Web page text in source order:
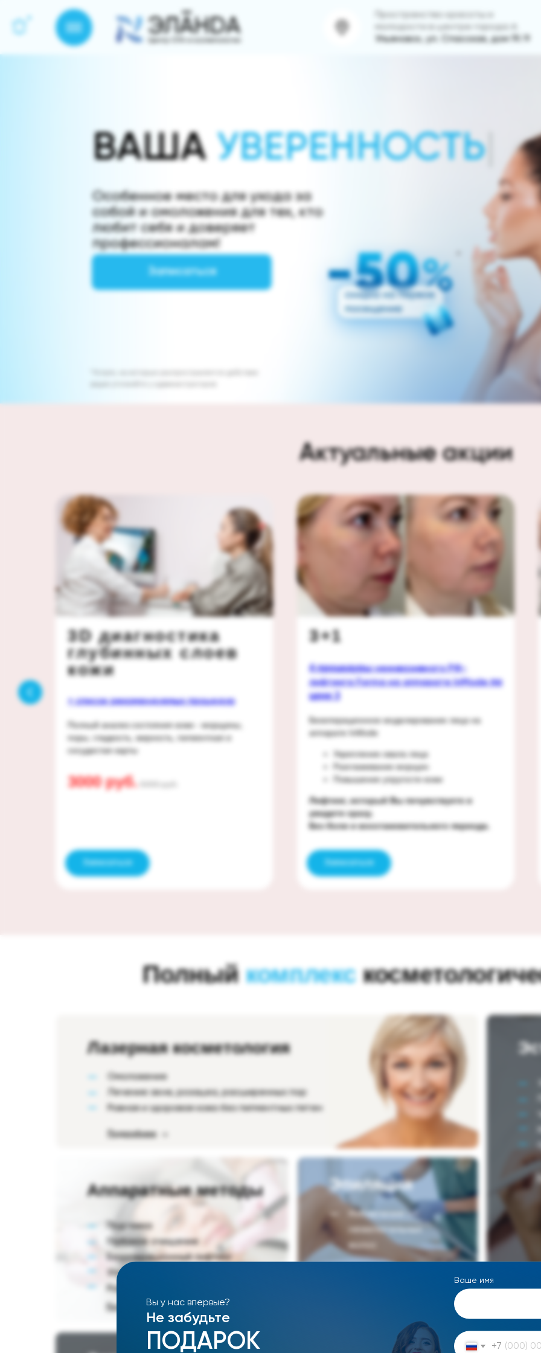
Ульяновск, ул. Спасская, дом 19/9
Особенное место для ухода за
собой и омоложения для тех, кто
любит себя и доверяет
профессионалам!
ВАША|
Записаться
Актуальные акции
3D диагностика
глубинных слоев
кожи
+ список рекомендуемых процедур
Полный анализ состояния кожи - морщины,
поры, гладкость, жирность, пигментная и
сосудистая карты
3000 руб.
Записаться
3+1
4 процедурынеинвазивного РФ-
лифтинга Forma на аппарате InModeпо
цене 3
Безоперационное моделирование лица на
аппарате InMode
Укрепление овала лица
Разглаживание морщин
Повышение упругости кожи
Лифтинг, который Вы почувствуете и
увидите сразу.
Без боли и восстановительного периода.
Записаться
Полныйкомплекс
Лазерная косметология
Омоложение
Лечение акне, розацеа, расширенных пор
Ровная и здоровая кожа без пигментных пятен
Избавление от
Эпиляция
Инъекционная
Подробнее
Подтяжка
Глубокое очищение
Безоперационный лифтинг
Упругость и тонус
Ровный цвет лица
Аппаратные методы
ПодробнееВы у нас впервые?
Не забудьте
ПОДАРОК
Ваше имя
+7